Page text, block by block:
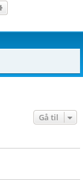
Gå til